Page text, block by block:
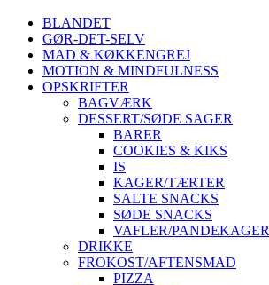
BLANDET
GØR-DET-SELV
MAD & KØKKENGREJ
MOTION & MINDFULNESS
OPSKRIFTER
BAGVÆRK
DESSERT/SØDE SAGER
BARER
COOKIES & KIKS
IS
KAGER/TÆRTER
SALTE SNACKS
SØDE SNACKS
VAFLER/PANDEKAGER
DRIKKE
FROKOST/AFTENSMAD
PIZZA